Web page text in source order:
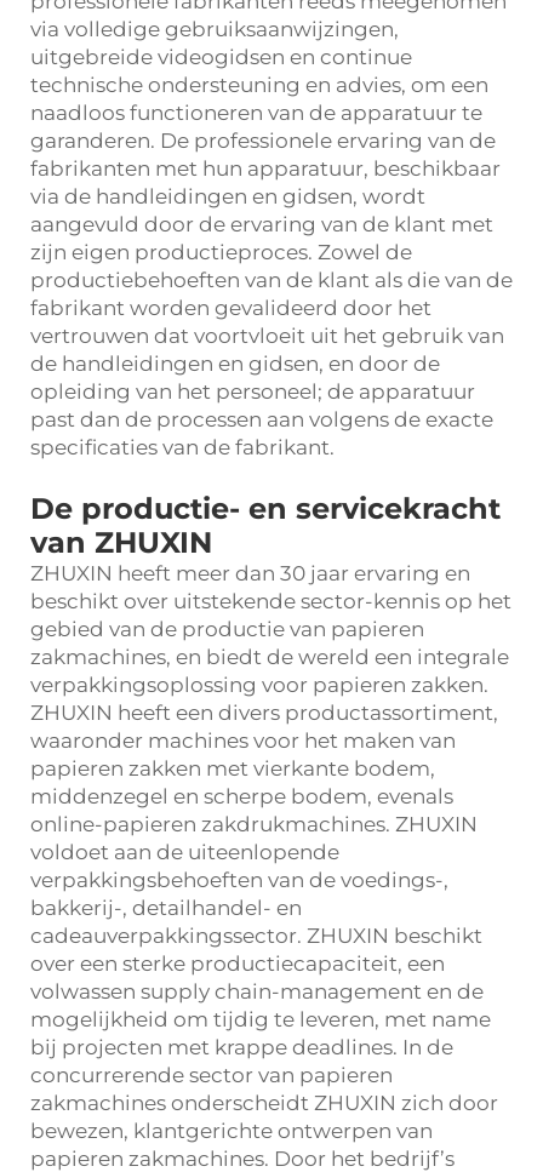
via volledige gebruiksaanwijzingen,
uitgebreide videogidsen en continue
technische ondersteuning en advies, om een
naadloos functioneren van de apparatuur te
garanderen. De professionele ervaring van de
fabrikanten met hun apparatuur, beschikbaar
via de handleidingen en gidsen, wordt
aangevuld door de ervaring van de klant met
zijn eigen productieproces. Zowel de
productiebehoeften van de klant als die van de
fabrikant worden gevalideerd door het
vertrouwen dat voortvloeit uit het gebruik van
de handleidingen en gidsen, en door de
opleiding van het personeel; de apparatuur
past dan de processen aan volgens de exacte
specificaties van de fabrikant.
De productie- en servicekracht
van ZHUXIN
ZHUXIN heeft meer dan 30 jaar ervaring en
beschikt over uitstekende sector-kennis op het
gebied van de productie van papieren
zakmachines, en biedt de wereld een integrale
verpakkingsoplossing voor papieren zakken.
ZHUXIN heeft een divers productassortiment,
waaronder machines voor het maken van
papieren zakken met vierkante bodem,
middenzegel en scherpe bodem, evenals
online-papieren zakdrukmachines. ZHUXIN
voldoet aan de uiteenlopende
verpakkingsbehoeften van de voedings-,
bakkerij-, detailhandel- en
cadeauverpakkingssector. ZHUXIN beschikt
over een sterke productiecapaciteit, een
volwassen supply chain-management en de
mogelijkheid om tijdig te leveren, met name
bij projecten met krappe deadlines. In de
concurrerende sector van papieren
zakmachines onderscheidt ZHUXIN zich door
bewezen, klantgerichte ontwerpen van
papieren zakmachines. Door het bedrijf’s